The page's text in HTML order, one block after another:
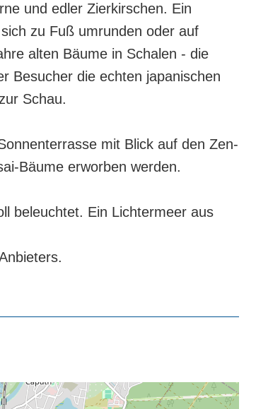
und edler Zierkirschen. Ein
zu Fuß umrunden oder auf
alten Bäume in Schalen - die
Besucher die echten japanischen
Schau.
mit Blick auf den Zen-
Bäume erworben werden.
beleuchtet. Ein Lichtermeer aus